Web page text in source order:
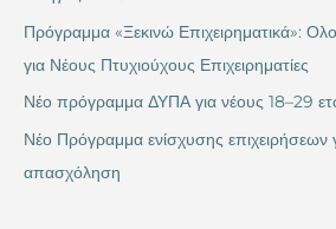
Πρόγραμμα «Ξεκινώ Επιχειρηματικά»:
για Νέους Πτυχιούχους Επιχειρηματίες
Νέο πρόγραμμα ΔΥΠΑ για νέους 18–29
Νέο Πρόγραμμα ενίσχυσης επιχειρήσεων
απασχόληση